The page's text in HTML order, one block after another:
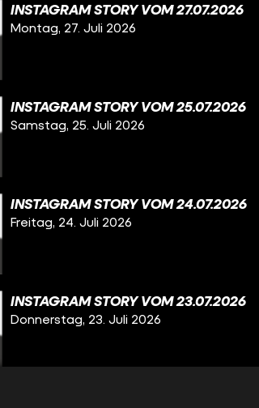
INSTAGRAM STORY VOM 27.07.2026
Montag, 27. Juli 2026
INSTAGRAM STORY VOM 25.07.2026
Samstag, 25. Juli 2026
INSTAGRAM STORY VOM 24.07.2026
Freitag, 24. Juli 2026
INSTAGRAM STORY VOM 23.07.2026
Donnerstag, 23. Juli 2026